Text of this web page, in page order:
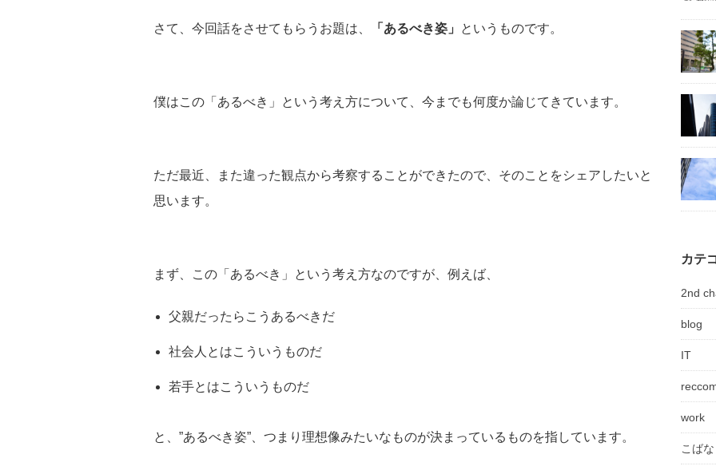
さて、今回話をさせてもらうお題は、 「あるべき姿」 というものです。
僕はこの「あるべき」という考え方について、今までも何度か論じてきています。
ただ最近、また違った観点から考察することができたので、そのことをシェアしたいと
思います。
まず、この「あるべき」という考え方なのですが、例えば、
父親だったらこうあるべきだ
社会人とはこういうものだ
若手とはこういうものだ
と、”あるべき姿”、つまり理想像みたいなものが決まっているものを指しています。
カテ
2nd
blog
IT
work
こば